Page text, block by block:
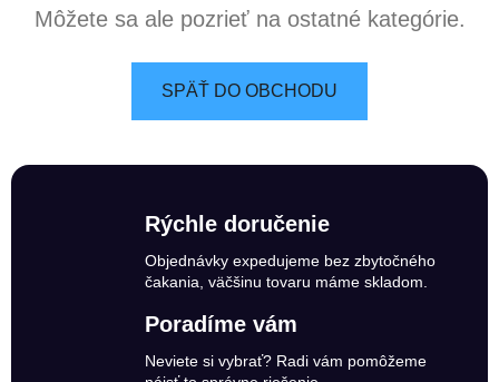
Môžete sa ale pozrieť na ostatné kategórie.
SPÄŤ DO OBCHODU
Rýchle doručenie
Objednávky expedujeme bez zbytočného
čakania, väčšinu tovaru máme skladom.
Poradíme vám
Neviete si vybrať? Radi vám pomôžeme